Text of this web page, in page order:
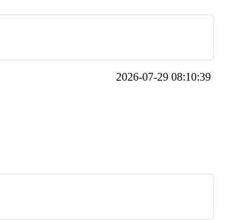
2026-07-29 08:10:39